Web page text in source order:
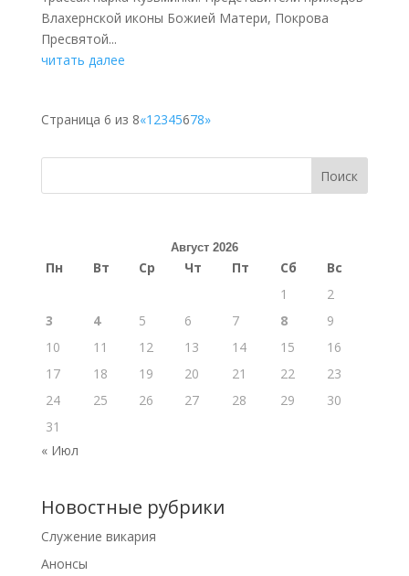
Влахернской иконы Божией Матери, Покрова
Пресвятой...
читать далее
Страница 6 из 8«1 2345678»
Поиск
Август 2026
Пн Вт Ср Чт Пт Сб
Вс
1
2
3
4 5 6 7 8
9
10
11 12 13 14 15
16
17
18 19 20 21 22
23
24
25 26 27 28 29
30
31
« Июл
Новостные рубрики
Cлужение викария
Анонсы